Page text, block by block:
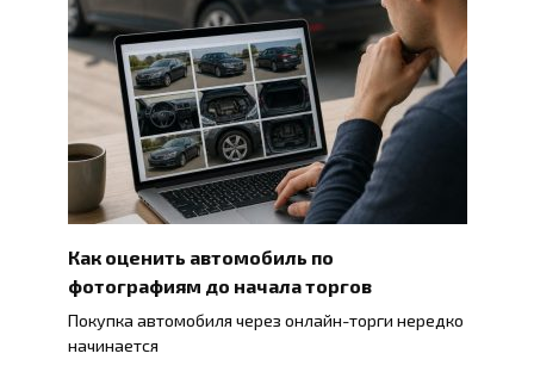
Как оценить автомобиль по
фотографиям до начала торгов
Покупка автомобиля через онлайн-торги нередко
начинается